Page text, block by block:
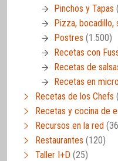
Pinchos y Tapas
Pizza, bocadillo,
Postres (1.500)
Recetas con
Recetas de
Recetas en
Recetas de los Chefs
Recetas y cocina de
Recursos en la red
Restaurantes (120)
Taller I+D (25)